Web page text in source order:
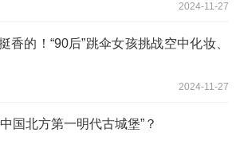
2024-11-27
香的！“90后”跳伞女孩挑战空中化妆、
2024-11-27
国北方第一明代古城堡”？